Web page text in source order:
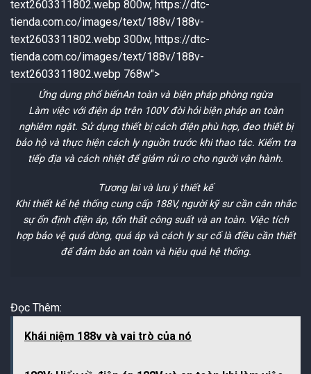
text2603311802.webp 800w, https://dtc-
tienda.com.co/images/text/188v/188v-
text2603311802.webp 300w, https://dtc-
tienda.com.co/images/text/188v/188v-
text2603311802.webp 768w">
Ứng dụng phổ biếnAn toàn và biện pháp phòng ngừa
Làm việc với điện áp trên 100V đòi hỏi biện pháp an toàn
nghiêm ngặt. Sử dụng thiết bị cách điện phù hợp, đeo thiết bị
bảo hộ và thực hiện cách ly nguồn trước khi thao tác. Kiểm tra
tiếp địa và cách nhiệt để giảm rủi ro cho người vận hành.
Tương lai và lưu ý thiết kế
Khi thiết kế hệ thống cung cấp 188V, người kỹ sư cần cân nhắc
sự ổn định điện áp, tổn thất công suất và an toàn. Việc tích
hợp bảo vệ quá dòng, quá áp và cách ly sự cố là điều cần thiết
để đảm bảo an toàn và hiệu quả hệ thống.
Đọc Thêm:
Khái niệm 188v và vai trò của nó